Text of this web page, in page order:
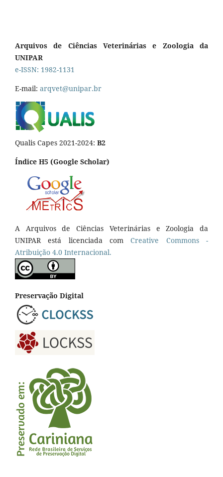
Arquivos de Ciências Veterinárias e Zoologia da
UNIPAR
e-ISSN: 1982-1131
E-mail: arqvet@unipar.br
Qualis Capes 2021-2024: B2
Índice H5 (Google Scholar)
A Arquivos de Ciências Veterinárias e Zoologia da
UNIPAR está licenciada comCreative Commons -
Atribuição 4.0 Internacional.
Preservação Digital